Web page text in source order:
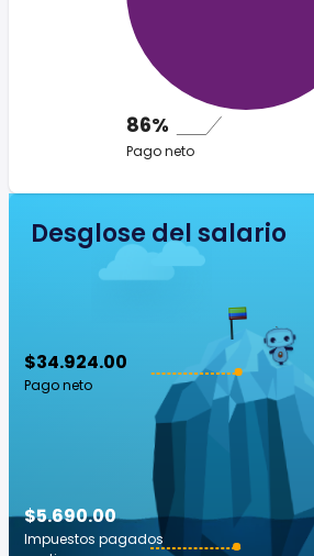
86%
Pago neto
Desglose del salario
$34.924.00
Pago neto
$5.690.00
Impuestos pagados